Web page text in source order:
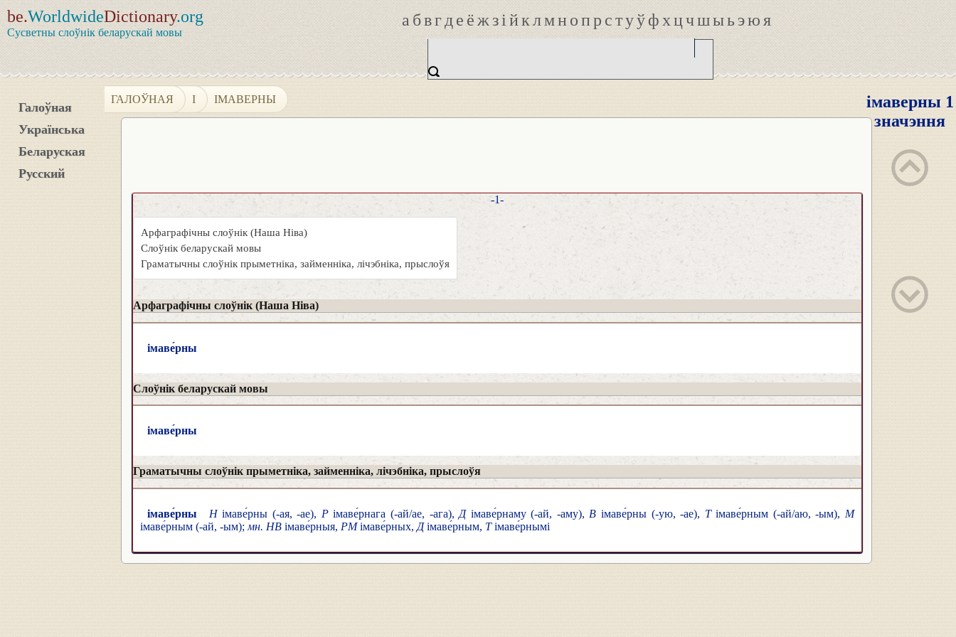
be.WorldwideDictionary.org
Сусветны слоўнік беларускай мовы
абвгдеёжзійклмнопрстуўфхцчшыьэюя
Галоўная
Українська
Беларуская
Русский
ГАЛОЎНАЯ І ІМАВЕРНЫ
імаверны 1
значэння
-1-
Арфаграфічны слоўнік (Наша Ніва)
Слоўнік беларускай мовы
Граматычны слоўнік прыметніка, займенніка, лічэбніка, прыслоўя
Арфаграфічны слоўнік (Наша Ніва)
імаве́рны
Слоўнік беларускай мовы
імаве́рны
Граматычны слоўнік прыметніка, займенніка, лічэбніка, прыслоўя
імаве́рны Німаве́рны (-ая, -ае), Рімаве́рнага (-ай/ае, -ага), Дімаве́рнаму (-ай, -аму), В імаве́рны (-ую, -ае), Тімаве́рным (-ай/аю, -ым), М
імаве́рным (-ай, -ым); мн. НВ імаве́рныя, РМімаве́рных, Дімаве́рным, Тімаве́рнымі